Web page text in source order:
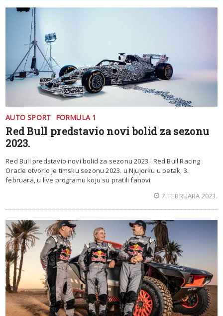
AUTO SPORT FORMULA 1
Red Bull predstavio novi bolid za sezonu
2023.
Red Bull predstavio novi bolid za sezonu 2023. Red Bull Racing
Oracle otvorio je timsku sezonu 2023. u Njujorku u petak, 3.
februara, u live programu koju su pratili fanovi
7. FEBRUARA 2023.